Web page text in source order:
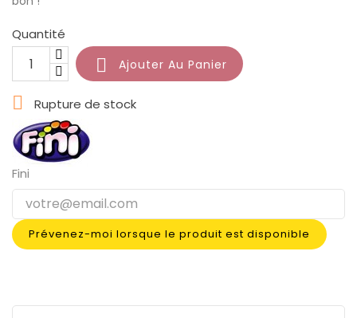
Quantité
 Ajouter Au Panier
 Rupture de stock
Fini
Prévenez-moi lorsque le produit est disponible